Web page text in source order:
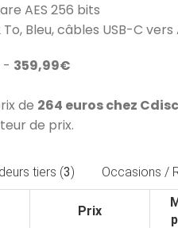
AES 256 bits
To, Bleu, câbles USB-C
- 359,99€
de 264 euros chez
de prix.
tiers (3) Occasions /
Prix